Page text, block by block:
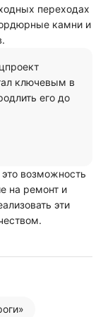
переходах
камни и
ключевым в
его до
возможность
на ремонт и
эти